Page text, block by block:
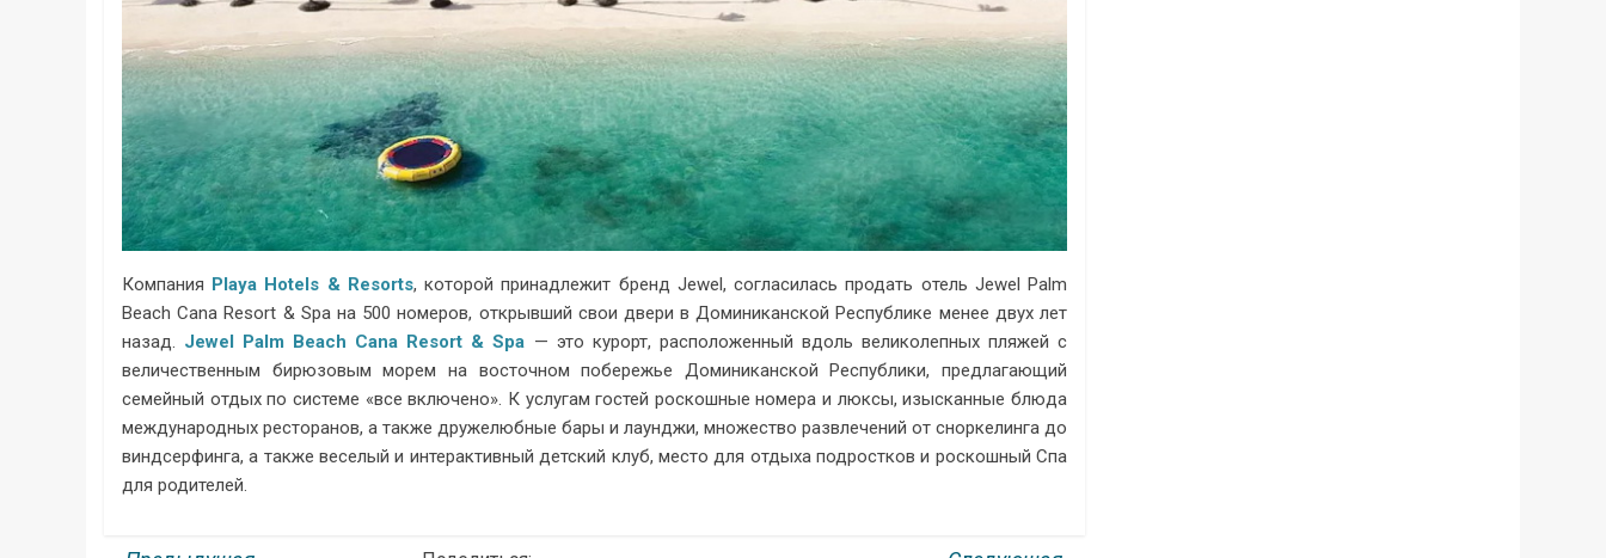
Компания Playa Hotels & Resorts, которой принадлежит бренд Jewel, согласилась продать отель Jewel Palm
Beach Cana Resort & Spa на 500 номеров, открывший свои двери в Доминиканской Республике менее двух лет
назад. Jewel Palm Beach Cana Resort & Spa — это курорт, расположенный вдоль великолепных пляжей с
величественным бирюзовым морем на восточном побережье Доминиканской Республики, предлагающий
семейный отдых по системе «все включено». К услугам гостей роскошные номера и люксы, изысканные блюда
международных ресторанов, а также дружелюбные бары и лаунджи, множество развлечений от сноркелинга до
виндсерфинга, а также веселый и интерактивный детский клуб, место для отдыха подростков и роскошный Спа
для родителей.